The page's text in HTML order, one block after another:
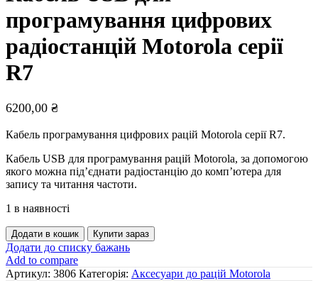
програмування цифрових
радіостанцій Motorola серії
R7
6200,00 ₴
Кабель програмування цифрових рацій Motorola серії R7.
Кабель USB для програмування рацій Motorola, за допомогою
якого можна під’єднати радіостанцію до комп’ютера для
запису та читання частоти.
1 в наявності
Додати в кошик Купити зараз
Додати до списку бажань
Add to compare
Артикул: 3806 Категорія: Аксесуари до рацій Motorola